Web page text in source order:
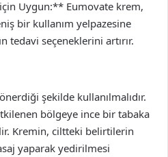
Uygun:** Eumovate krem,
bir kullanım yelpazesine
tedavi seçeneklerini artırır.
şekilde kullanılmalıdır.
bölgeye ince bir tabaka
Kremin, ciltteki belirtilerin
yaparak yedirilmesi